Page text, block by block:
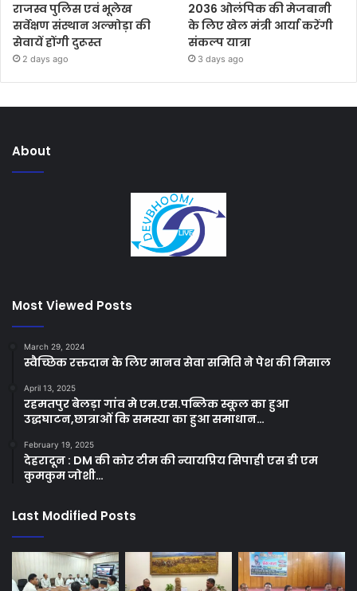
राजस्व पुलिस एवं भूलेख
सर्वेक्षण संस्थान अल्मोड़ा की
सेवायें होंगी दुरूस्त
2 days ago
2036 ओलंपिक की मेजबानी
के लिए खेल मंत्री आर्या करेंगी
संकल्प यात्रा
3 days ago
About
Most Viewed Posts
March 29, 2024
स्वैच्छिक रक्तदान के लिए मानव सेवा समिति ने पेश की मिसाल
April 13, 2025
रहमतपुर बेलड़ा गांव मे एम.एस.पब्लिक स्कूल का हुआ
उद्धघाटन,छात्राओं कि समस्या का हुआ समाधान…
February 19, 2025
देहरादून : DM की कोर टीम की न्यायप्रिय सिपाही एस डी एम
कुमकुम जोशी…
Last Modified Posts